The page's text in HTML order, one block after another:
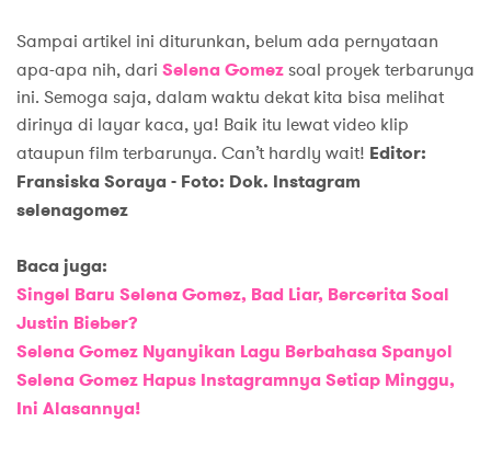
Sampai artikel ini diturunkan, belum ada pernyataan
apa-apa nih, dari Selena Gomezsoal proyek terbarunya
ini. Semoga saja, dalam waktu dekat kita bisa melihat
dirinya di layar kaca, ya! Baik itu lewat video klip
ataupun film terbarunya. Can’t hardly wait! Editor:
Fransiska Soraya - Foto: Dok. Instagram
selenagomez
Baca juga:
Singel Baru Selena Gomez, Bad Liar, Bercerita Soal
Justin Bieber?
Selena Gomez Nyanyikan Lagu Berbahasa Spanyol
Selena Gomez Hapus Instagramnya Setiap Minggu,
Ini Alasannya!